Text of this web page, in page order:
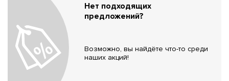
Нет подходящих
предложений?
Возможно, вы найдёте что-то среди
наших акций!